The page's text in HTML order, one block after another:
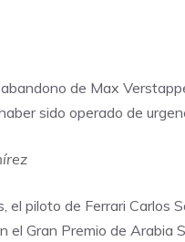
de Max
sido operado de
el piloto de Ferrari Carlos
el Gran Premio de